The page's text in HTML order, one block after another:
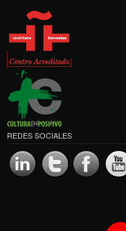
REDES SOCIALES